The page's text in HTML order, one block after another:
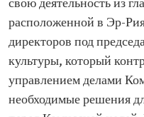
свою деятельность из
расположенной в Эр-
директоров под
культуры, который
управлением делами
необходимые решения